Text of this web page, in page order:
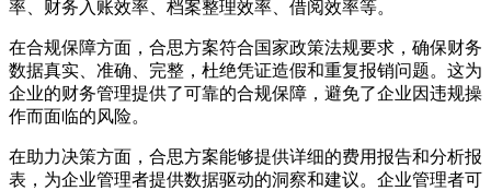
率、财务入账效率、档案整理效率、借阅效率等。
在合规保障方面，合思方案符合国家政策法规要求，确保财务
数据真实、准确、完整，杜绝凭证造假和重复报销问题。这为
企业的财务管理提供了可靠的合规保障，避免了企业因违规操
作而面临的风险。
在助力决策方面，合思方案能够提供详细的费用报告和分析报
表，为企业管理者提供数据驱动的洞察和建议。企业管理者可